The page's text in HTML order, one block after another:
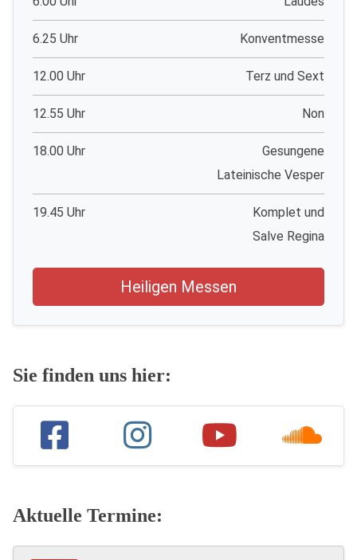
6.25 Uhr Konventmesse
12.00 Uhr Terz und Sext
12.55 Uhr Non
18.00 Uhr
Gesungene
Lateinische Vesper
19.45 Uhr
Komplet und
Salve Regina
Heiligen Messen
Sie finden uns hier:
Aktuelle Termine: